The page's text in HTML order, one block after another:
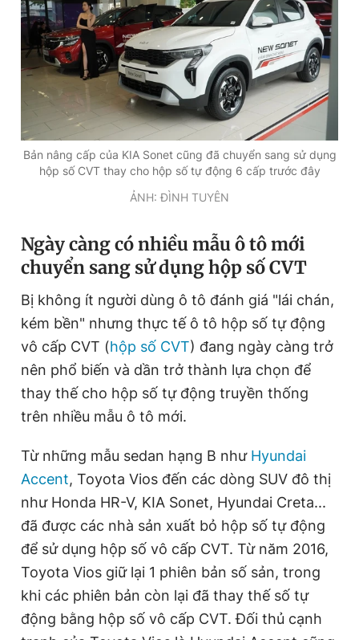
Bản nâng cấp của KIA Sonet cũng đã chuyển sang sử dụng
hộp số CVT thay cho hộp số tự động 6 cấp trước đây
ẢNH: ĐÌNH TUYÊN
Ngày càng có nhiều mẫu ô tô mới
chuyển sang sử dụng hộp số CVT
Bị không ít người dùng ô tô đánh giá "lái chán,
kém bền" nhưng thực tế ô tô hộp số tự động
vô cấp CVT (hộp số CVT) đang ngày càng trở
nên phổ biến và dần trở thành lựa chọn để
thay thế cho hộp số tự động truyền thống
trên nhiều mẫu ô tô mới.
Từ những mẫu sedan hạng B như Hyundai
Accent, Toyota Vios đến các dòng SUV đô thị
như Honda HR-V, KIA Sonet, Hyundai Creta...
đã được các nhà sản xuất bỏ hộp số tự động
để sử dụng hộp số vô cấp CVT. Từ năm 2016,
Toyota Vios giữ lại 1 phiên bản số sản, trong
khi các phiên bản còn lại đã thay thế số tự
động bằng hộp số vô cấp CVT. Đối thủ cạnh